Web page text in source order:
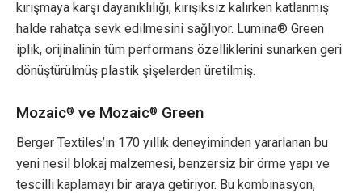
kırışmaya karşı dayanıklılığı, kırışıksız kalırken katlanmış
halde rahatça sevk edilmesini sağlıyor. Lumina® Green
iplik, orijinalinin tüm performans özelliklerini sunarken geri
dönüştürülmüş plastik şişelerden üretilmiş.
Mozaic® ve Mozaic® Green
Berger Textiles’ın 170 yıllık deneyiminden yararlanan bu
yeni nesil blokaj malzemesi, benzersiz bir örme yapı ve
tescilli kaplamayı bir araya getiriyor. Bu kombinasyon,